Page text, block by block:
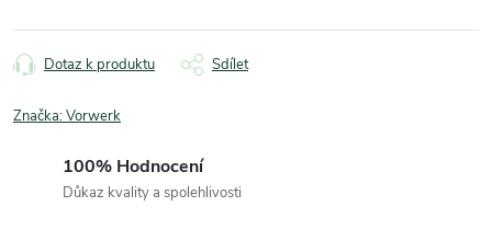
Dotaz k produktu Sdílet
Značka:Vorwerk
100% Hodnocení
Důkaz kvality a spolehlivosti